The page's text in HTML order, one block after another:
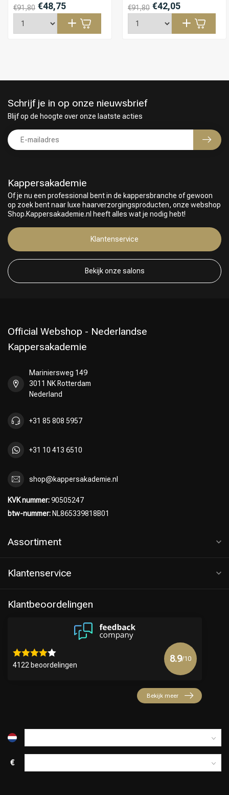
€91,80 €48,75 €91,80 €42,05
Kappersakademie
Of je nu een professional bent in de kappersbranche of gewoon
op zoek bent naar luxe haarverzorgingsproducten, onze webshop
Shop.Kappersakademie.nl heeft alles wat je nodig hebt!
Klantenservice
Bekijk onze salons
Schrijf je in op onze nieuwsbrief
Blijf op de hoogte over onze laatste acties
Official Webshop - Nederlandse
Kappersakademie
Mariniersweg 149
3011 NK Rotterdam
Nederland
+31 85 808 5957
+31 10 413 6510
shop@kappersakademie.nl
KVK nummer:90505247
btw-nummer: NL865339818B01
Assortiment
Klantenservice
Klantbeoordelingen
4122 beoordelingen
8.9/10
Bekijk meer
€